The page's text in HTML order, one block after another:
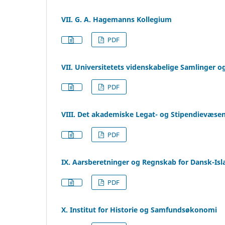
VII. G. A. Hagemanns Kollegium
PDF
VII. Universitetets videnskabelige Samlinger
PDF
VIII. Det akademiske Legat- og
PDF
IX. Aarsberetninger og Regnskab for Dansk-
PDF
X. Institut for Historie og Samfundsøkonomi